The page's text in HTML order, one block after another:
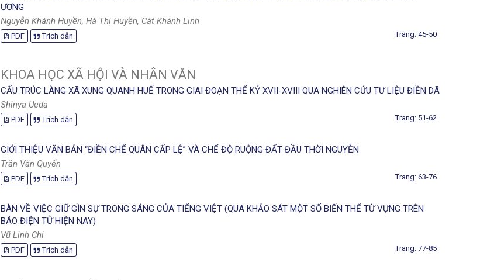
ƯƠNG
Nguyễn Khánh Huyền, Hà Thị Huyền, Cát Khánh Linh
PDF Trích dẫn Trang: 45-50
KHOA HỌC XÃ HỘI VÀ NHÂN VĂN
CẤU TRÚC LÀNG XÃ XUNG QUANH HUẾ TRONG GIAI ĐOẠN THẾ KỶ XVII-XVIII QUA NGHIÊN CỨU TƯ LIỆU ĐIỀN DÃ
Shinya Ueda
PDF Trích dẫn Trang: 51-62
GIỚI THIỆU VĂN BẢN “ĐIỀN CHẾ QUÂN CẤP LỆ” VÀ CHẾ ĐỘ RUỘNG ĐẤT ĐẦU THỜI NGUYỄN
Trần Văn Quyến
PDF Trích dẫn Trang: 63-76
BÀN VỀ VIỆC GIỮ GÌN SỰ TRONG SÁNG CỦA TIẾNG VIỆT (QUA KHẢO SÁT MỘT SỐ BIẾN THỂ TỪ VỰNG TRÊN
BÁO ĐIỆN TỬ HIỆN NAY)
Vũ Linh Chi
PDF Trích dẫn Trang: 77-85